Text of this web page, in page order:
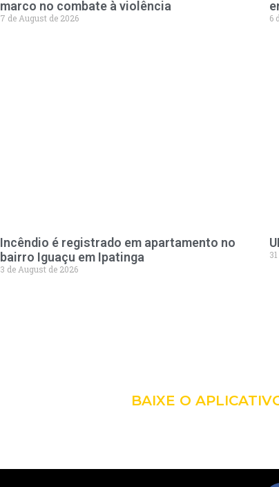
marco no combate à violência
7 de August de 2026 6
Incêndio é registrado em apartamento no
bairro Iguaçu em Ipatinga
3 de August de 2026
BAIXE O